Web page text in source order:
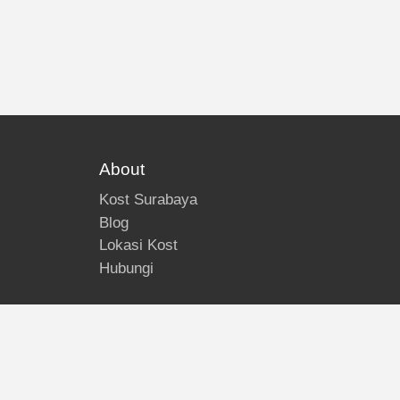
About
Kost Surabaya
Blog
Lokasi Kost
Hubungi